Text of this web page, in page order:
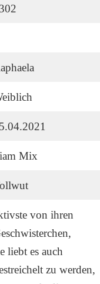
Mix
von ihren
liebt es auch
zu werden,